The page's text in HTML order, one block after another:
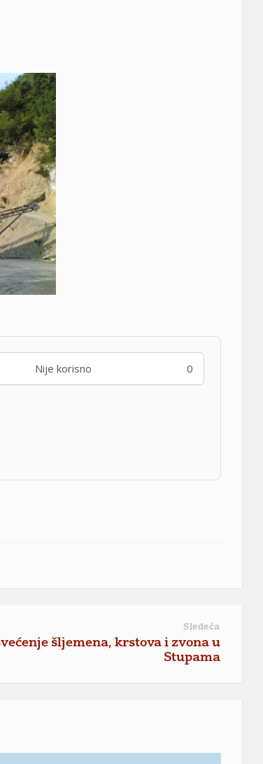
Nije korisno 0
Sledeća
šljemena, krstova i zvona u
Stupama